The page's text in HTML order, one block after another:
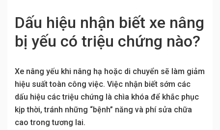
Dấu hiệu nhận biết xe nâng
bị yếu có triệu chứng nào?
Xe nâng yếu khi nâng hạ hoặc di chuyển sẽ làm giảm
hiệu suất toàn công việc. Việc nhận biết sớm các
dấu hiệu các triệu chứng là chìa khóa để khắc phục
kịp thời, tránh những “bệnh” năng và phí sửa chữa
cao trong tương lai.